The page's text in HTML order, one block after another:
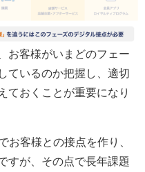
お客様がいまどのフェー
ているのか把握し、適切
ておくことが重要になり
お客様との接点を作り、
すが、その点で長年課題